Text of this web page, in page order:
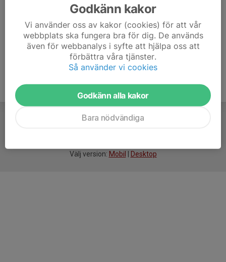
Välj version: Mobil Desktop
Godkänn kakor
Vi använder oss av kakor (cookies) för att vår
webbplats ska fungera bra för dig. De används
även för webbanalys i syfte att hjälpa oss att
förbättra våra tjänster.
Så använder vi cookies
Godkänn alla kakor
Bara nödvändiga